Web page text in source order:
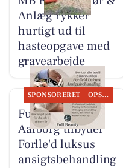
Anlæg rykker
hurtigt ud til
hasteopgave med
gravearbejde
SPONSORERET OPSLAGSTAVLEN
Full Beauty
Aalborg tilbyder
Forlle'd luksus
ansigtsbehandling